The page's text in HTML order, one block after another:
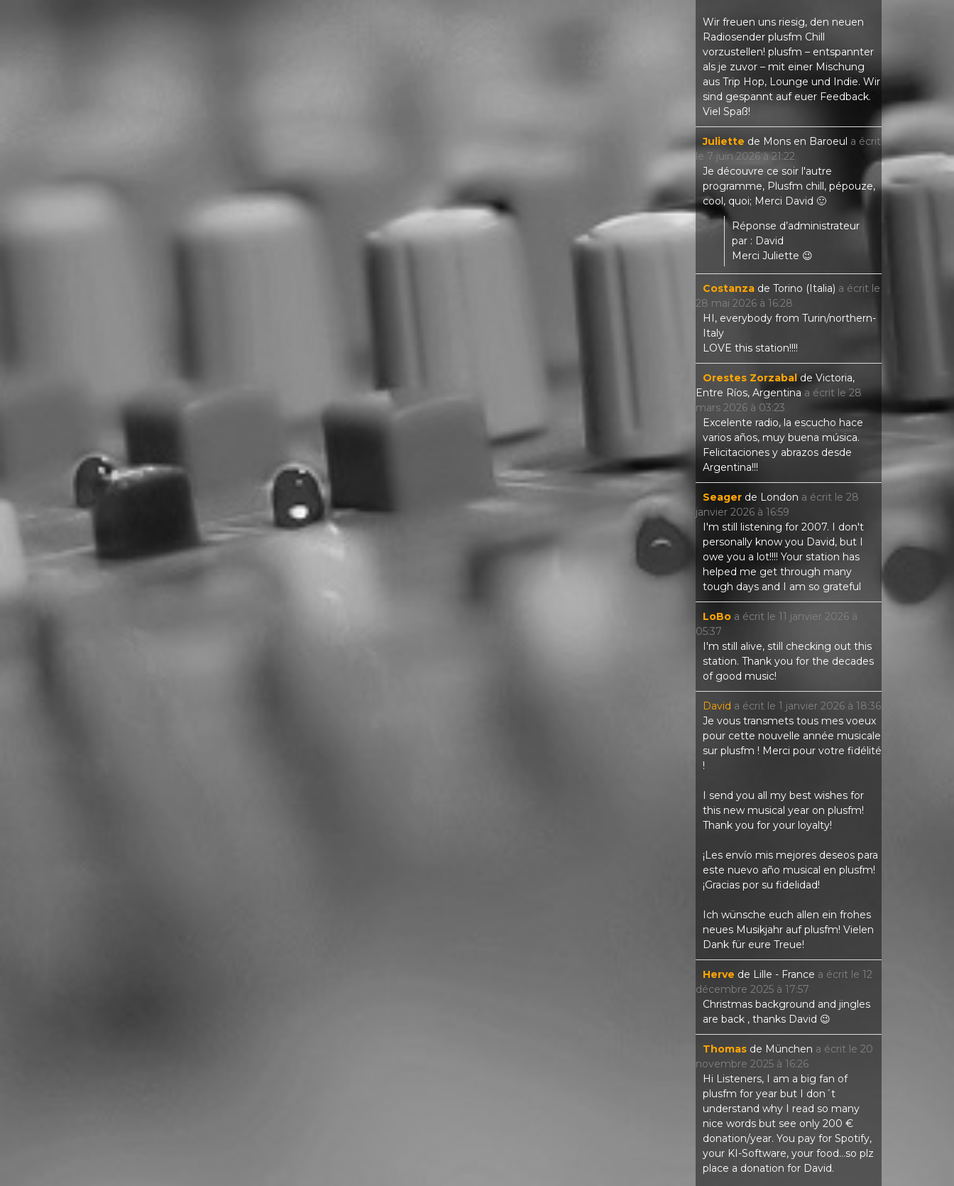
Wir freuen uns riesig, den neuen
Radiosender plusfm Chill
vorzustellen! plusfm – entspannter
als je zuvor – mit einer Mischung
aus Trip Hop, Lounge und Indie. Wir
sind gespannt auf euer Feedback.
Viel Spaß!
Juliette de Mons en Baroeul a écrit
le 7 juin 2026 à 21:22
Je découvre ce soir l'autre
programme, Plusfm chill, pépouze,
cool, quoi; Merci David 🙂
Réponse d’administrateur
par : David
Merci Juliette 😉
Costanza de Torino (Italia) a écrit le
28 mai 2026 à 16:28
HI, everybody from Turin/northern-
Italy
LOVE this station!!!!
Orestes Zorzabal de Victoria,
Entre Ríos, Argentina a écrit le 28
mars 2026 à 03:23
Excelente radio, la escucho hace
varios años, muy buena música.
Felicitaciones y abrazos desde
Argentina!!!
Seager de London a écrit le 28
janvier 2026 à 16:59
I'm still listening for 2007. I don't
personally know you David, but I
owe you a lot!!!! Your station has
helped me get through many
tough days and I am so grateful
LoBo a écrit le 11 janvier 2026 à
05:37
I'm still alive, still checking out this
station. Thank you for the decades
of good music!
David a écrit le 1 janvier 2026 à 18:36
Je vous transmets tous mes voeux
pour cette nouvelle année musicale
sur plusfm ! Merci pour votre fidélité
!
I send you all my best wishes for
this new musical year on plusfm!
Thank you for your loyalty!
¡Les envío mis mejores deseos para
este nuevo año musical en plusfm!
¡Gracias por su fidelidad!
Ich wünsche euch allen ein frohes
neues Musikjahr auf plusfm! Vielen
Dank für eure Treue!
Herve de Lille - France a écrit le 12
décembre 2025 à 17:57
Christmas background and jingles
are back , thanks David 😉
Thomas de München a écrit le 20
novembre 2025 à 16:26
Hi Listeners, I am a big fan of
plusfm for year but I don´t
understand why I read so many
nice words but see only 200 €
donation/year. You pay for Spotify,
your KI-Software, your food...so plz
place a donation for David.